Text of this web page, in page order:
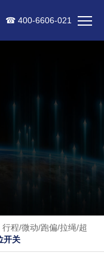
☎ 400-6606-021
行程/微动/跑偏/拉绳/超
开关